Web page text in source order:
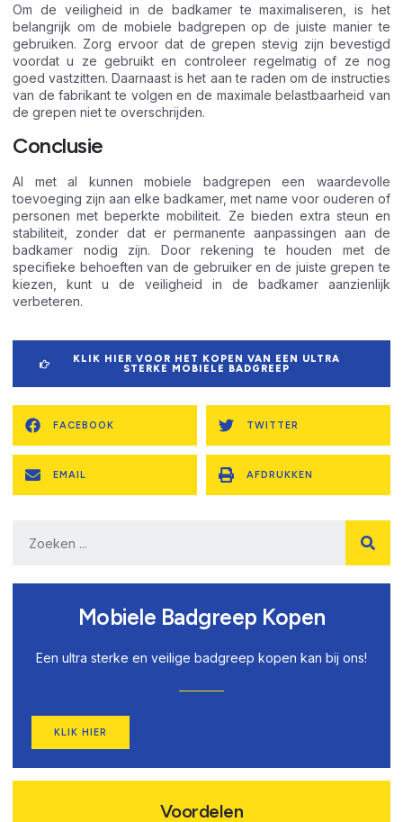
Om de veiligheid in de badkamer te maximaliseren, is het
belangrijk om de mobiele badgrepen op de juiste manier te
gebruiken. Zorg ervoor dat de grepen stevig zijn bevestigd
voordat u ze gebruikt en controleer regelmatig of ze nog
goed vastzitten. Daarnaast is het aan te raden om de instructies
van de fabrikant te volgen en de maximale belastbaarheid van
de grepen niet te overschrijden.
Conclusie
Al met al kunnen mobiele badgrepen een waardevolle
toevoeging zijn aan elke badkamer, met name voor ouderen of
personen met beperkte mobiliteit. Ze bieden extra steun en
stabiliteit, zonder dat er permanente aanpassingen aan de
badkamer nodig zijn. Door rekening te houden met de
specifieke behoeften van de gebruiker en de juiste grepen te
kiezen, kunt u de veiligheid in de badkamer aanzienlijk
verbeteren.
KLIK HIER VOOR HET KOPEN VAN EEN ULTRA
STERKE MOBIELE BADGREEP
FACEBOOK TWITTER
EMAIL AFDRUKKEN
Mobiele Badgreep Kopen
Een ultra sterke en veilige badgreep kopen kan bij ons!
KLIK HIER
Voordelen